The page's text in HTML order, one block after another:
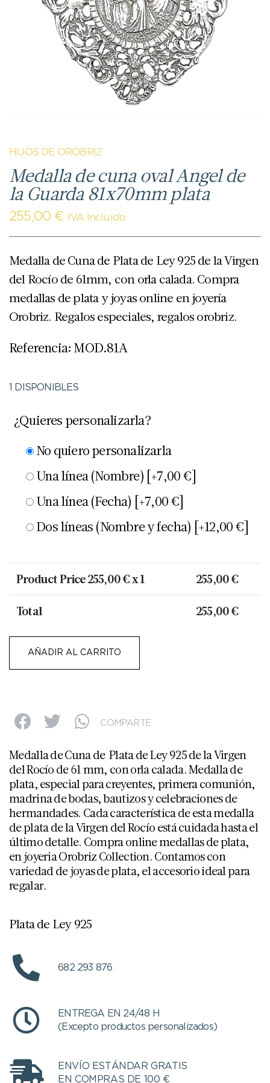
HIJOS DE OROBRIZ
Medalla de cuna oval Angel de
la Guarda 81x70mm plata
255,00 € IVA Incluido
Medalla de Cuna de Plata de Ley 925 de la Virgen
del Rocío de 61mm, con orla calada. Compra
medallas de plata y joyas online en joyería
Orobriz. Regalos especiales, regalos orobriz.
Referencia: MOD.81A
1 DISPONIBLES
¿Quieres personalizarla?
No quiero personalizarla
Una línea (Nombre) [+7,00 €]
Una línea (Fecha) [+7,00 €]
Dos líneas (Nombre y fecha) [+12,00 €]
Product Price255,00€ x 1 255,00€
Total 255,00€
AÑADIR AL CARRITO
COMPARTE
Medalla de Cuna de Plata de Ley 925 de la Virgen
del Rocío de 61 mm, con orla calada. Medalla de
plata, especial para creyentes, primera comunión,
madrina de bodas, bautizos y celebraciones de
hermandades. Cada característica de esta medalla
de plata de la Virgen del Rocío está cuidada hasta el
último detalle. Compra online medallas de plata,
en joyeria Orobriz Collection. Contamos con
variedad de joyas de plata, el accesorio ideal para
regalar.
Plata de Ley 925
682 293 876
ENTREGA EN 24/48 H
(Excepto productos personalizados)
ENVÍO ESTÁNDAR GRATIS
EN COMPRAS DE 100 €